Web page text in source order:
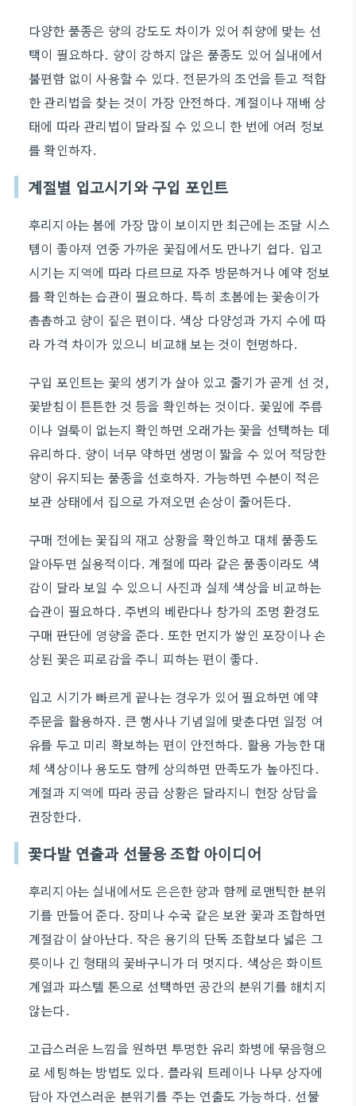
다양한 품종은 향의 강도도 차이가 있어 취향에 맞는 선
택이 필요하다. 향이 강하지 않은 품종도 있어 실내에서
불편함 없이 사용할 수 있다. 전문가의 조언을 듣고 적합
한 관리법을 찾는 것이 가장 안전하다. 계절이나 재배 상
태에 따라 관리법이 달라질 수 있으니 한 번에 여러 정보
를 확인하자.
계절별 입고시기와 구입 포인트
후리지아는 봄에 가장 많이 보이지만 최근에는 조달 시스
템이 좋아져 연중 가까운 꽃집에서도 만나기 쉽다. 입고
시기는 지역에 따라 다르므로 자주 방문하거나 예약 정보
를 확인하는 습관이 필요하다. 특히 초봄에는 꽃송이가
촘촘하고 향이 짙은 편이다. 색상 다양성과 가지 수에 따
라 가격 차이가 있으니 비교해 보는 것이 현명하다.
구입 포인트는 꽃의 생기가 살아 있고 줄기가 곧게 선 것,
꽃받침이 튼튼한 것 등을 확인하는 것이다. 꽃잎에 주름
이나 얼룩이 없는지 확인하면 오래가는 꽃을 선택하는 데
유리하다. 향이 너무 약하면 생명이 짧을 수 있어 적당한
향이 유지되는 품종을 선호하자. 가능하면 수분이 적은
보관 상태에서 집으로 가져오면 손상이 줄어든다.
구매 전에는 꽃집의 재고 상황을 확인하고 대체 품종도
알아두면 실용적이다. 계절에 따라 같은 품종이라도 색
감이 달라 보일 수 있으니 사진과 실제 색상을 비교하는
습관이 필요하다. 주변의 베란다나 창가의 조명 환경도
구매 판단에 영향을 준다. 또한 먼지가 쌓인 포장이나 손
상된 꽃은 피로감을 주니 피하는 편이 좋다.
입고 시기가 빠르게 끝나는 경우가 있어 필요하면 예약
주문을 활용하자. 큰 행사나 기념일에 맞춘다면 일정 여
유를 두고 미리 확보하는 편이 안전하다. 활용 가능한 대
체 색상이나 용도도 함께 상의하면 만족도가 높아진다.
계절과 지역에 따라 공급 상황은 달라지니 현장 상담을
권장한다.
꽃다발 연출과 선물용 조합 아이디어
후리지아는 실내에서도 은은한 향과 함께 로맨틱한 분위
기를 만들어 준다. 장미나 수국 같은 보완 꽃과 조합하면
계절감이 살아난다. 작은 용기의 단독 조합보다 넓은 그
릇이나 긴 형태의 꽃바구니가 더 멋지다. 색상은 화이트
계열과 파스텔 톤으로 선택하면 공간의 분위기를 해치지
않는다.
고급스러운 느낌을 원하면 투명한 유리 화병에 묶음형으
로 세팅하는 방법도 있다. 플라워 트레이나 나무 상자에
담아 자연스러운 분위기를 주는 연출도 가능하다. 선물